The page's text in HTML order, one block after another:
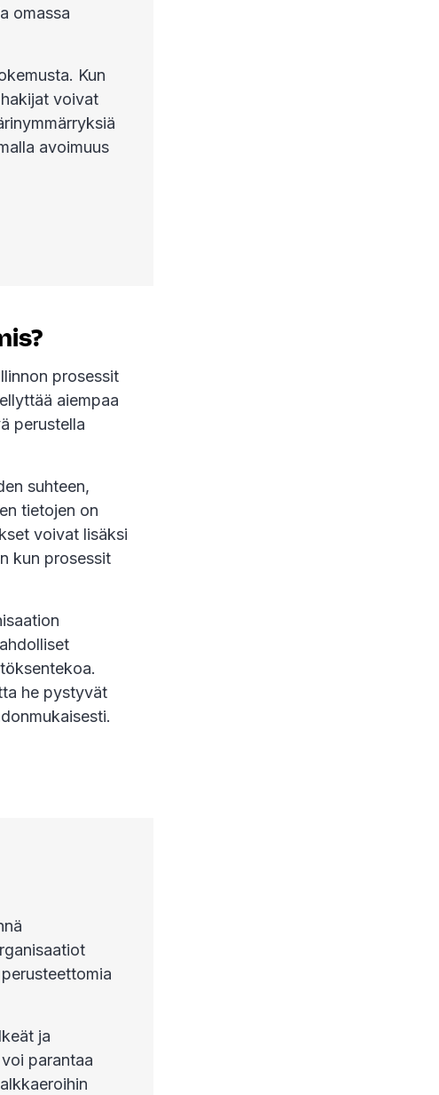
omassa
Kun
voivat
avoimuus
prosessit
aiempaa
perustella
suhteen,
tietojen on
voivat lisäksi
kun prosessit
he pystyvät
ja
parantaa